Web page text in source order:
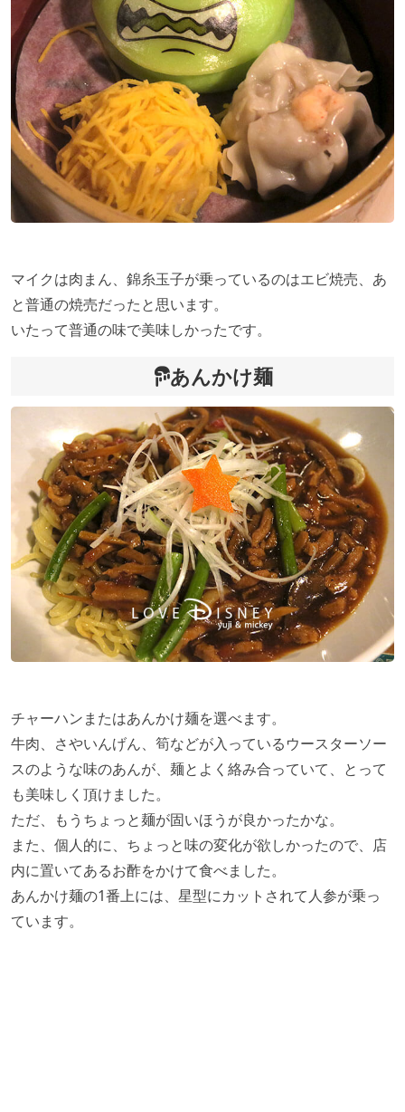
マイクは肉まん、錦糸玉子が乗っているのはエビ焼売、あ
と普通の焼売だったと思います。
いたって普通の味で美味しかったです。
あんかけ麺
チャーハンまたはあんかけ麺を選べます。
牛肉、さやいんげん、筍などが入っているウースターソー
スのような味のあんが、麺とよく絡み合っていて、とって
も美味しく頂けました。
ただ、もうちょっと麺が固いほうが良かったかな。
また、個人的に、ちょっと味の変化が欲しかったので、店
内に置いてあるお酢をかけて食べました。
あんかけ麺の1番上には、星型にカットされて人参が乗っ
ています。